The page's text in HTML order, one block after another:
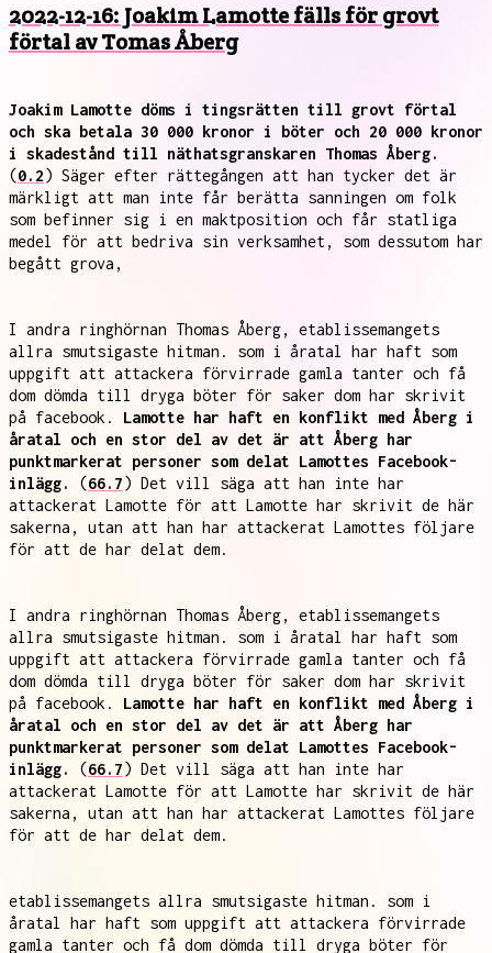
2022-12-16: Joakim Lamotte fälls för grovt
förtal av Tomas Åberg
Joakim Lamotte döms i tingsrätten till grovt förtal
och ska betala 30 000 kronor i böter och 20 000 kronor
i skadestånd till näthatsgranskaren Thomas Åberg.
(0.2) Säger efter rättegången att han tycker det är
märkligt att man inte får berätta sanningen om folk
som befinner sig i en maktposition och får statliga
medel för att bedriva sin verksamhet, som dessutom har
begått grova,
I andra ringhörnan Thomas Åberg, etablissemangets
allra smutsigaste hitman. som i åratal har haft som
uppgift att attackera förvirrade gamla tanter och få
dom dömda till dryga böter för saker dom har skrivit
på facebook. Lamotte har haft en konflikt med Åberg i
åratal och en stor del av det är att Åberg har
punktmarkerat personer som delat Lamottes Facebook-
inlägg.
(66.7) Det vill säga att han inte har
attackerat Lamotte för att Lamotte har skrivit de här
sakerna, utan att han har attackerat Lamottes följare
för att de har delat dem.
I andra ringhörnan Thomas Åberg, etablissemangets
allra smutsigaste hitman. som i åratal har haft som
uppgift att attackera förvirrade gamla tanter och få
dom dömda till dryga böter för saker dom har skrivit
på facebook. Lamotte har haft en konflikt med Åberg i
åratal och en stor del av det är att Åberg har
punktmarkerat personer som delat Lamottes Facebook-
inlägg.
(66.7) Det vill säga att han inte har
attackerat Lamotte för att Lamotte har skrivit de här
sakerna, utan att han har attackerat Lamottes följare
för att de har delat dem.
etablissemangets allra smutsigaste hitman. som i
åratal har haft som uppgift att attackera förvirrade
gamla tanter och få dom dömda till dryga böter för